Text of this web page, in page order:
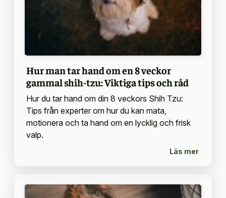
Hur man tar hand om en 8 veckor
gammal shih-tzu: Viktiga tips och råd
Hur du tar hand om din 8 veckors Shih Tzu:
Tips från experter om hur du kan mata,
motionera och ta hand om en lycklig och frisk
valp.
Läs mer